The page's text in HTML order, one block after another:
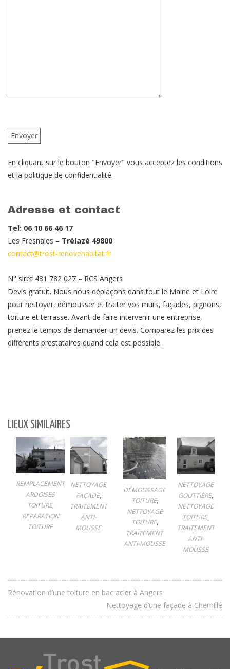
En cliquant sur le bouton "Envoyer" vous acceptez les conditions
et la politique de confidentialité.
Adresse et contact
Tel: 06 10 66 46 17
Les Fresnaies – Trélazé 49800
contact@trost-renovehabitat.fr
N° siret 481 782 027 – RCS Angers
Devis gratuit. Nous nous déplaçons dans tout le Maine et Loire
pour nettoyer, démousser et traiter vos murs, façades, pignons,
toiture et terrasse. Avant de faire intervenir une entreprise,
prenez le temps de demander un devis. Comparez les prix des
différents prestataires quand cela est possible.
LIEUX SIMILAIRES
REMPLACEMENT
ARDOISES
TOITURE,
RÉPARATION
TOITURE
NETTOYAGE
FAÇADE,
TRAITEMENT
ANTI-
MOUSSE
DÉMOUSSAGE
TOITURE,
NETTOYAGE
TOITURE,
TRAITEMENT
ANTI-MOUSSE
NETTOYAGE
GOUTTIÈRE,
NETTOYAGE
TOITURE,
TRAITEMENT
ANTI-
MOUSSE
Rénovation d’une toiture en bac acier à Angers
Nettoyage d’une façade à Chemillé